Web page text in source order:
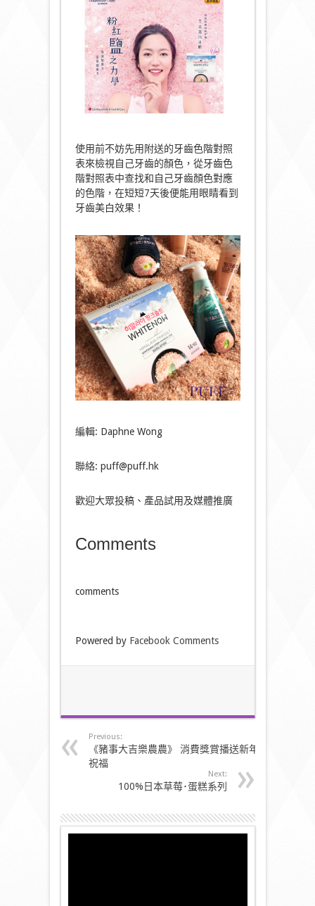
使用前不妨先用附送的牙齒色階對照
表來檢視自己牙齒的顏色，從牙齒色
階對照表中查找和自己牙齒顏色對應
的色階，在短短7天後便能用眼睛看到
牙齒美白效果！
編輯: Daphne Wong
聯絡: puff@puff.hk
歡迎大眾投稿、產品試用及媒體推廣
Comments
comments
Powered by Facebook Comments
Previous:
《豬事大吉樂農農》 消費獎賞播送新年
祝福
Next:
100%日本草莓･蛋糕系列